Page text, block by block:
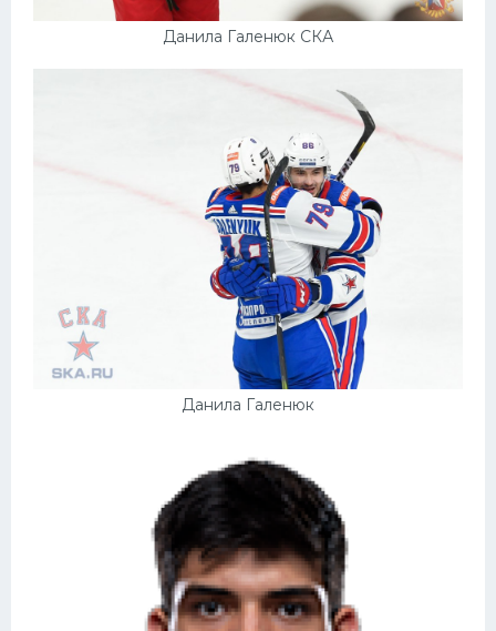
Данила Галенюк СКА
Данила Галенюк